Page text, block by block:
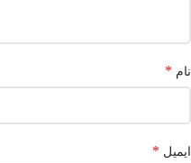
نام *
ایمیل *